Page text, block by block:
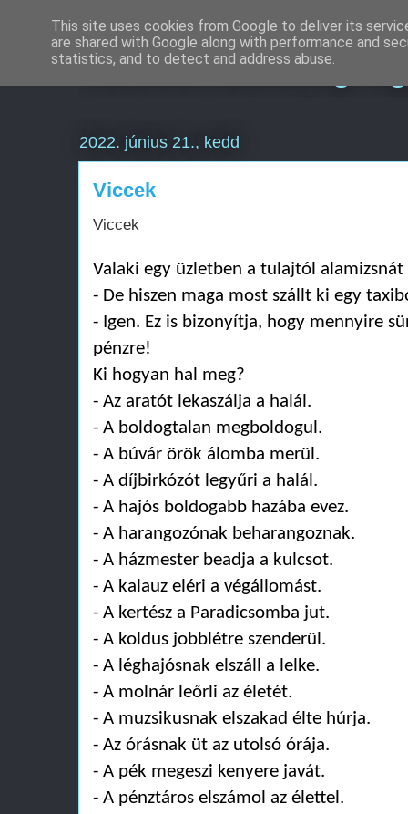
Keresőmarketing
2022. június 21., kedd
Viccek
Viccek
Valaki egy üzletben a tulajtól
- De hiszen maga most szállt ki egy
- Igen. Ez is bizonyítja, hogy mennyire
pénzre!
Ki hogyan hal meg?
- Az aratót lekaszálja a halál.
- A boldogtalan megboldogul.
- A búvár örök álomba merül.
- A díjbirkózót legyűri a halál.
- A hajós boldogabb hazába evez.
- A harangozónak beharangoznak.
- A házmester beadja a kulcsot.
- A kalauz eléri a végállomást.
- A kertész a Paradicsomba jut.
- A koldus jobblétre szenderül.
- A léghajósnak elszáll a lelke.
- A molnár leőrli az életét.
- A muzsikusnak elszakad élte húrja.
- Az órásnak üt az utolsó órája.
- A pék megeszi kenyere javát.
- A pénztáros elszámol az élettel.
This site uses cookies from Google to deliver its
are shared with Google along with performance and
statistics, and to detect and address abuse.